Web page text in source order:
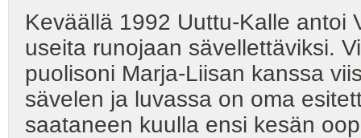
Keväällä 1992 Uuttu-Kalle antoi
useita runojaan sävellettäviksi.
puolisoni Marja-Liisan kanssa
sävelen ja luvassa on oma
saataneen kuulla ensi kesän